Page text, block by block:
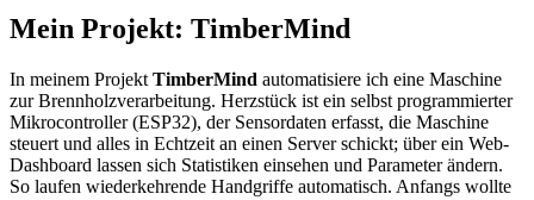
Mein Projekt: TimberMind
In meinem Projekt TimberMind automatisiere ich eine Maschine
zur Brennholzverarbeitung. Herzstück ist ein selbst programmierter
Mikrocontroller (ESP32), der Sensordaten erfasst, die Maschine
steuert und alles in Echtzeit an einen Server schickt; über ein Web-
Dashboard lassen sich Statistiken einsehen und Parameter ändern.
So laufen wiederkehrende Handgriffe automatisch. Anfangs wollte